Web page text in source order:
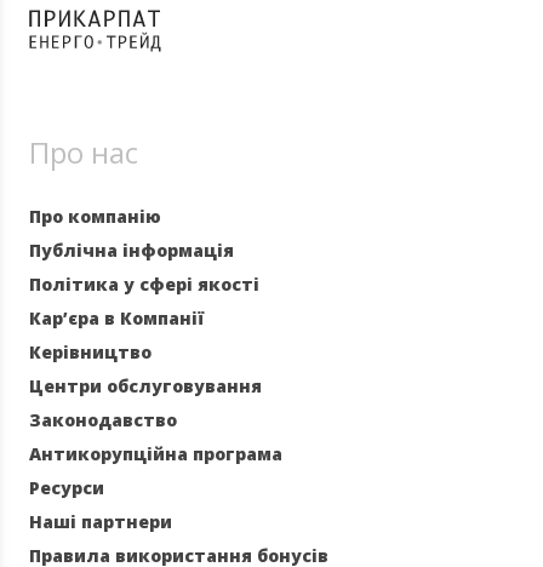
Про нас
Про компанію
Публічна інформація
Політика у сфері якості
Кар’єра в Компанії
Керівництво
Центри обслуговування
Законодавство
Антикорупційна програма
Ресурси
Наші партнери
Правила використання бонусів